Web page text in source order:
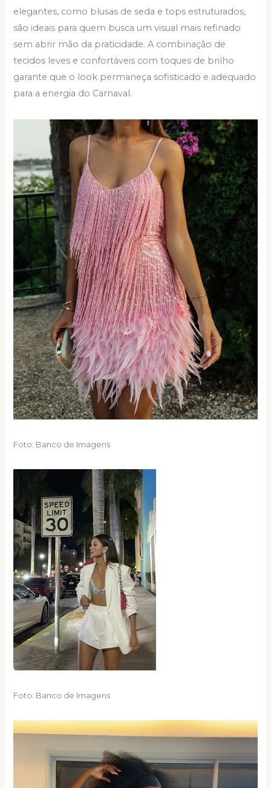
elegantes, como blusas de seda e tops estruturados,
são ideais para quem busca um visual mais refinado
sem abrir mão da praticidade. A combinação de
tecidos leves e confortáveis com toques de brilho
garante que o look permaneça sofisticado e adequado
para a energia do Carnaval.
Foto: Banco de Imagens
Foto: Banco de Imagens